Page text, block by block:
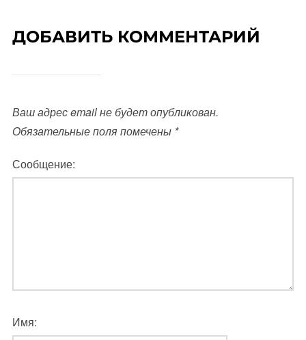
ДОБАВИТЬ КОММЕНТАРИЙ
Ваш адрес email не будет опубликован.
Обязательные поля помечены *
Сообщение:
Имя: